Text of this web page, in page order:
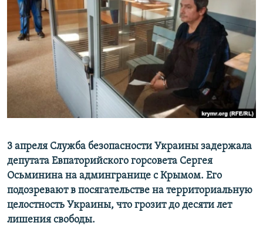
СОВЕТЫ ПРАВОЗАЩИТНИКОВ
ПРОПАВШИЕ БЕЗ ВЕСТИ
ПОБЕДИТЕЛЕЙ НЕ СУДЯТ?
КРЫМ.НЕПОКОРЕННЫЙ
ELIFBE
УКРАИНСКАЯ ПРОБЛЕМА КРЫМА
Qırımtatar
ПРИСОЕДИНЯЙТЕСЬ!
3 апреля Служба безопасности Украины задержала
депутата Евпаторийского горсовета Сергея
Осьминина на админгранице с Крымом. Его
подозревают в посягательстве на территориальную
целостность Украины, что грозит до десяти лет
лишения свободы.